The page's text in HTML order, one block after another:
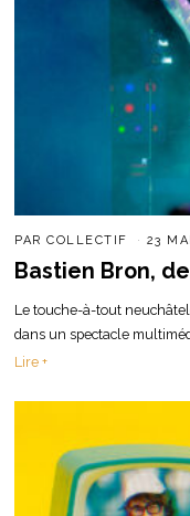
PARCOLLECTIF 23
Bastien Bron,
Le touche-à-tout
dans un spectacle
Lire +